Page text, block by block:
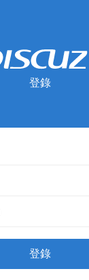
登錄
登錄